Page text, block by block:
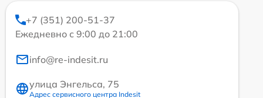
+7 (351) 200-51-37
Ежедневно с 9:00 до 21:00
info@re-indesit.ru
улица Энгельса, 75
Адрес сервисного центра Indesit